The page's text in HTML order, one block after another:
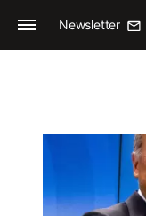
Newsletter